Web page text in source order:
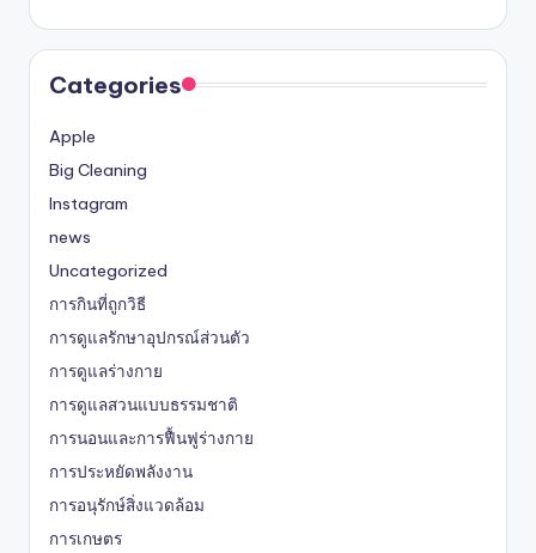
Categories
Apple
Big Cleaning
Instagram
news
Uncategorized
การกินที่ถูกวิธี
การดูแลรักษาอุปกรณ์ส่วนตัว
การดูแลร่างกาย
การดูแลสวนแบบธรรมชาติ
การนอนและการฟื้นฟูร่างกาย
การประหยัดพลังงาน
การอนุรักษ์สิ่งแวดล้อม
การเกษตร